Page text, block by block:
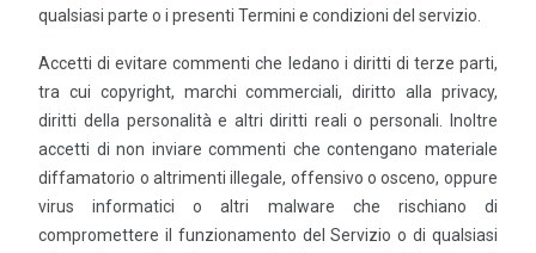
qualsiasi parte o i presenti Termini e condizioni del servizio.
Accetti di evitare commenti che ledano i diritti di terze parti,
tra cui copyright, marchi commerciali, diritto alla privacy,
diritti della personalità e altri diritti reali o personali. Inoltre
accetti di non inviare commenti che contengano materiale
diffamatorio o altrimenti illegale, offensivo o osceno, oppure
virus informatici o altri malware che rischiano di
compromettere il funzionamento del Servizio o di qualsiasi